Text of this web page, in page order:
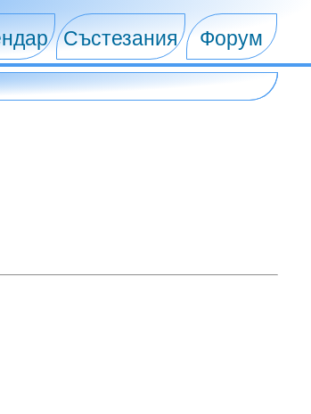
Състезания Форум